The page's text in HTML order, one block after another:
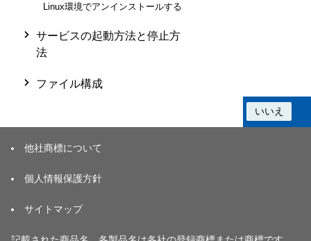
Linux環境でアンインストールする
サービスの起動方法と停止方
法
ファイル構成
いいえ
他社商標について
個人情報保護方針
サイトマップ